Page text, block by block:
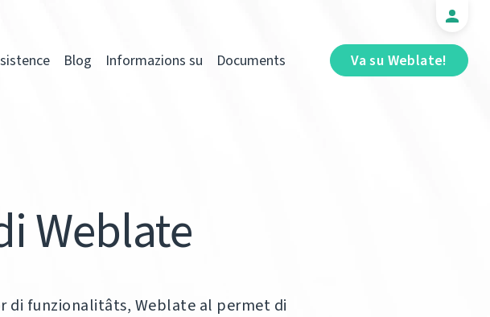
Va su Weblate!
Blog Informazions su Documents
Weblate
di funzionalitâts, Weblate al permet di